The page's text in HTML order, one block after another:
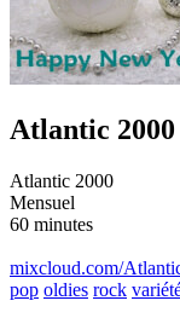
Atlantic
Atlantic 2000
Mensuel
60 minutes
mixcloud.com/
pop oldies rock